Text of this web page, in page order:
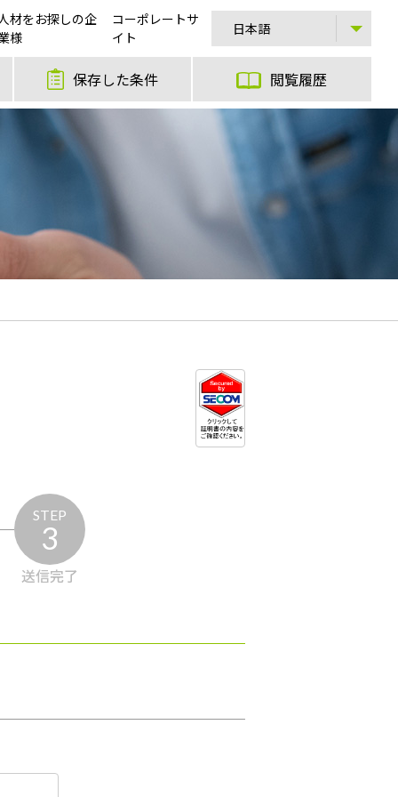
材をお探しの企
様
コーポレートサ
イト
保存した条件 閲覧履歴
STEP
3
送信完了